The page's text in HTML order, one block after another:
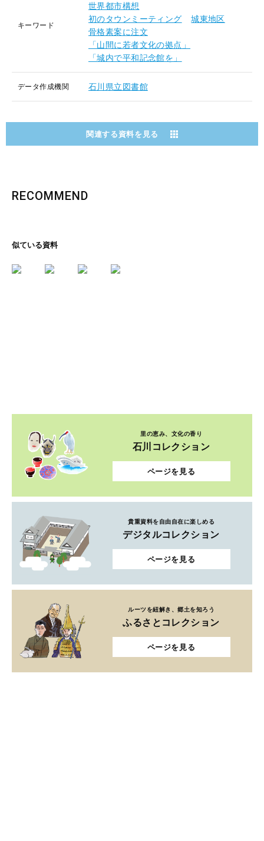
キーワード
世界都市構想
初のタウンミーティング
城東地区
骨格素案に注文
「山間に若者文化の拠点」
「城内で平和記念館を」
データ作成機関 石川県立図書館
関連する資料を見る
RECOMMEND
似ている資料
里の恵み、文化の香り
石川コレクション
ページを見る
貴重資料を自由自在に楽しめる
デジタルコレクション
ページを見る
ルーツを紐解き、郷土を知ろう
ふるさとコレクション
ページを見る